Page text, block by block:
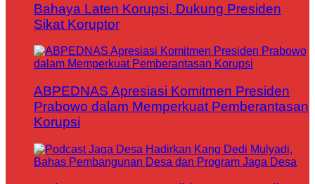
Bahaya Laten Korupsi, Dukung Presiden
Sikat Koruptor
ABPEDNAS Apresiasi Komitmen Presiden
Prabowo dalam Memperkuat Pemberantasan
Korupsi